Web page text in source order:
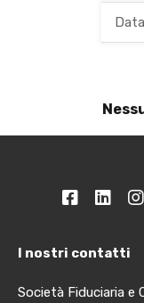
I nostri contatti
Società Fiduciaria e